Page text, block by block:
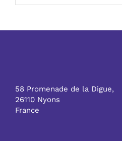
58 Promenade de la Digue,
26110 Nyons
France